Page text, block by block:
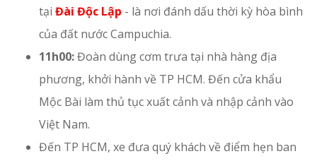
tại Đài Độc Lập - là nơi đánh dấu thời kỳ hòa bình
của đất nước Campuchia.
11h00:Đoàn dùng cơm trưa tại nhà hàng địa
phương, khởi hành về TP HCM. Đến cửa khẩu
Mộc Bài làm thủ tục xuất cảnh và nhập cảnh vào
Việt Nam.
Đến TP HCM, xe đưa quý khách về điểm hẹn ban